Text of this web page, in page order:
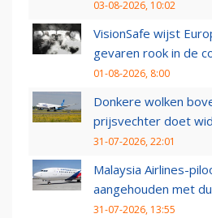
03-08-2026, 10:02
VisionSafe wijst
gevaren rook in de
01-08-2026, 8:00
Donkere wolken
prijsvechter doet
31-07-2026, 22:01
Malaysia Airlines-
aangehouden met
31-07-2026, 13:55